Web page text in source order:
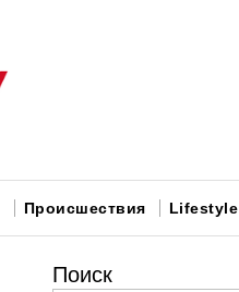
Происшествия Lifestyle
Поиск